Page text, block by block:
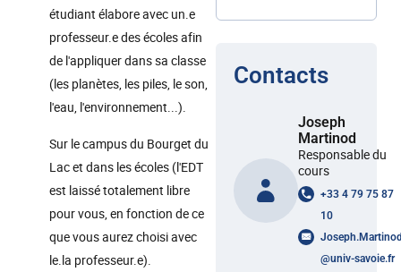
étudiant élabore avec un.e
professeur.e des écoles afin
de l'appliquer dans sa classe
(les planètes, les piles, le son,
l'eau, l'environnement...).
Sur le campus du Bourget du
Lac et dans les écoles (l'EDT
est laissé totalement libre
pour vous, en fonction de ce
que vous aurez choisi avec
le.la professeur.e).
Contacts
Joseph
Martinod
Responsable du
cours
+33 4 79 75 87
10
@univ-savoie.fr